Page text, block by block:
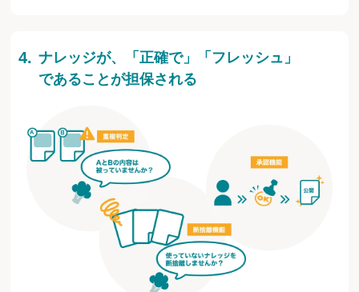
ナレッジが、「正確で」「フレッシュ」
であることが担保される